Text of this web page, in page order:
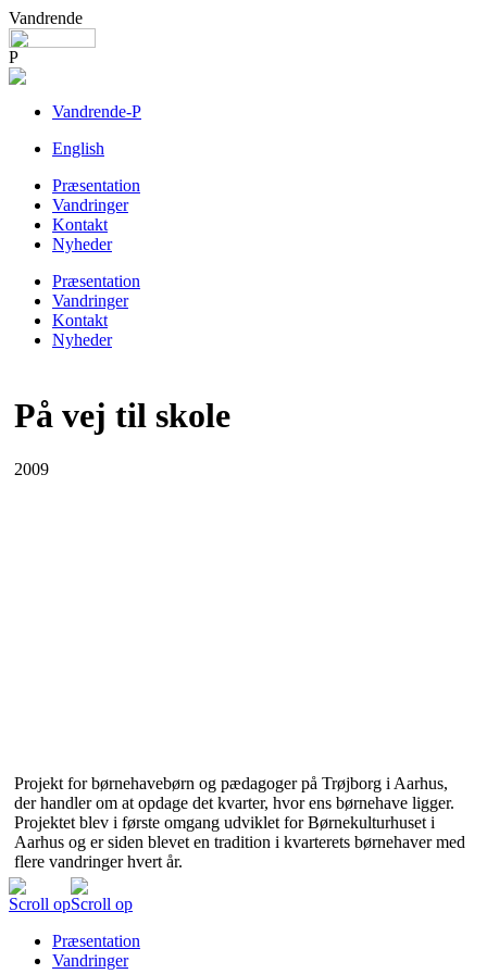
Vandrende
P
Vandrende-P
English
Præsentation
Vandringer
Kontakt
Nyheder
Præsentation
Vandringer
Kontakt
Nyheder
På vej til skole
2009
Projekt for børnehavebørn og pædagoger på Trøjborg i Aarhus,
der handler om at opdage det kvarter, hvor ens børnehave ligger.
Projektet blev i første omgang udviklet for Børnekulturhuset i
Aarhus og er siden blevet en tradition i kvarterets børnehaver med
flere vandringer hvert år.
Scroll opScroll op
Præsentation
Vandringer